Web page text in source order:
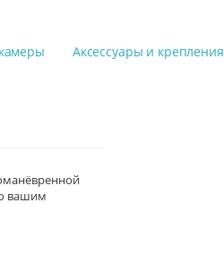
Аксессуары и крепления
вашим